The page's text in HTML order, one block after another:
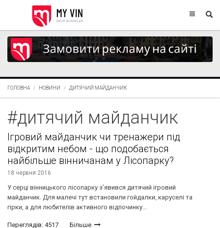
ГОЛОВНА НОВИНИ ДИТЯЧИЙ МАЙДАНЧИК
#дитячий майданчик
Ігровий майданчик чи тренажери під
відкритим небом - що подобається
найбільше вінничанам у Лісопарку?
18 червня 2016
У серці вінницького лісопарку з’явився дитячий ігровий
майданчик. Для малечі тут встановили гойдалки, каруселі та
гірки, а для любителів активного відпочинку...
Переглядів: 4517 Більше